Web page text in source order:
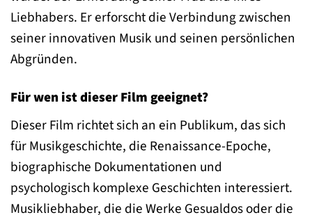
Liebhabers. Er erforscht die Verbindung zwischen
seiner innovativen Musik und seinen persönlichen
Abgründen.
Für wen ist dieser Film geeignet?
Dieser Film richtet sich an ein Publikum, das sich
für Musikgeschichte, die Renaissance-Epoche,
biographische Dokumentationen und
psychologisch komplexe Geschichten interessiert.
Musikliebhaber, die die Werke Gesualdos oder die